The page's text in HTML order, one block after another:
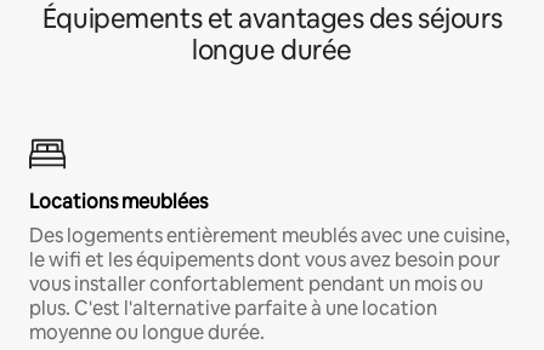
Équipements et avantages des séjours
longue durée
Locations meublées
Des logements entièrement meublés avec une cuisine,
le wifi et les équipements dont vous avez besoin pour
vous installer confortablement pendant un mois ou
plus. C'est l'alternative parfaite à une location
moyenne ou longue durée.